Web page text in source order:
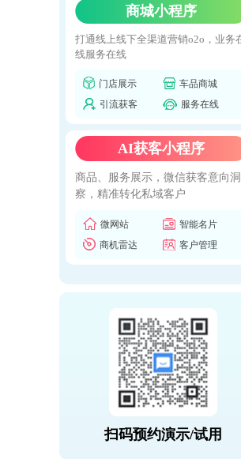
商城小程序
打通线上线下全渠道营销o2o，业务
线服务在线
门店展示
车品商城
引流获客
服务在线
AI获客小程序
商品、服务展示，微信获客意向洞
察，精准转化私域客户
微网站
智能名片
商机雷达
客户管理
扫码预约演示/试用